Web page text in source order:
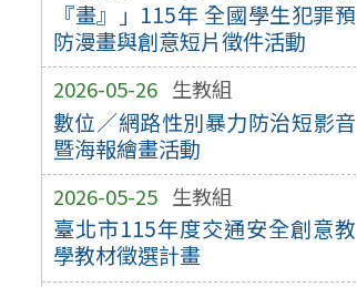
『畫』」115年 全國學生犯罪預
防漫畫與創意短片徵件活動
2026-05-26 生教組
數位∕網路性別暴力防治短影音
暨海報繪畫活動
2026-05-25 生教組
臺北市115年度交通安全創意教
學教材徵選計畫